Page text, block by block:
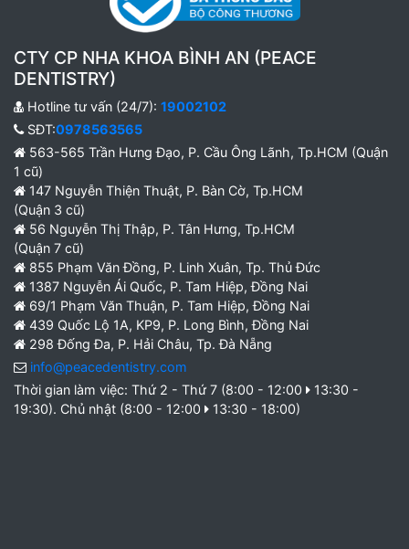
CTY CP NHA KHOA BÌNH AN (PEACE
DENTISTRY)
Hotline tư vấn (24/7): 19002102
SĐT:0978563565
563-565 Trần Hưng Đạo, P. Cầu Ông Lãnh, Tp.HCM (Quận
1 cũ)
147 Nguyễn Thiện Thuật, P. Bàn Cờ, Tp.HCM
(Quận 3 cũ)
56 Nguyễn Thị Thập, P. Tân Hưng, Tp.HCM
(Quận 7 cũ)
855 Phạm Văn Đồng, P. Linh Xuân, Tp. Thủ Đức
1387 Nguyễn Ái Quốc, P. Tam Hiệp, Đồng Nai
69/1 Phạm Văn Thuận, P. Tam Hiệp, Đồng Nai
439 Quốc Lộ 1A, KP9, P. Long Bình, Đồng Nai
298 Đống Đa, P. Hải Châu, Tp. Đà Nẵng
info@peacedentistry.com
Thời gian làm việc: Thứ 2 - Thứ 7 (8:00 - 12:00
13:30 -
19:30). Chủ nhật (8:00 - 12:00
13:30 - 18:00)